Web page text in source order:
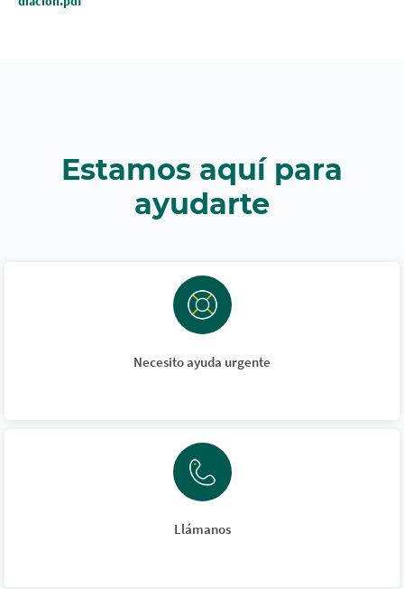
Estamos aquí para
ayudarte
Necesito ayuda urgente
Llámanos